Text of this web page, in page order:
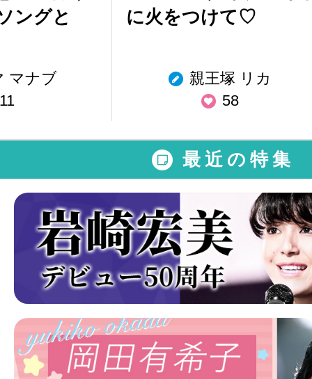
ングと
マナブ
11
に火をつけて♡
親王塚 リカ
58
最近の特集